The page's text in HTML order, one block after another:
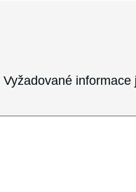
Vyžadované